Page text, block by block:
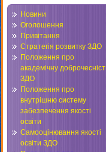
Новини
Оголошення
Привітання
Стратегія розвитку ЗДО
Положення про
академічну
ЗДО
Положення про
внутрішню систему
забезпечення якості
освіти
Самооцінювання якості
освіти ЗДО